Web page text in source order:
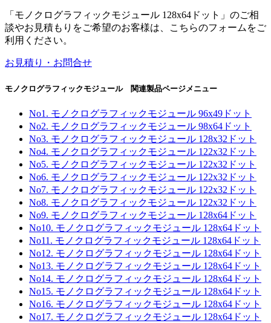
「モノクログラフィックモジュール 128x64ドット」のご相
談やお見積もりをご希望のお客様は、こちらのフォームをご
利用ください。
お見積り・お問合せ
モノクログラフィックモジュール 関連製品ページメニュー
No1. モノクログラフィックモジュール 96x49ドット
No2. モノクログラフィックモジュール 98x64ドット
No3. モノクログラフィックモジュール 128x32ドット
No4. モノクログラフィックモジュール 122x32ドット
No5. モノクログラフィックモジュール 122x32ドット
No6. モノクログラフィックモジュール 122x32ドット
No7. モノクログラフィックモジュール 122x32ドット
No8. モノクログラフィックモジュール 122x32ドット
No9. モノクログラフィックモジュール 128x64ドット
No10. モノクログラフィックモジュール 128x64ドット
No11. モノクログラフィックモジュール 128x64ドット
No12. モノクログラフィックモジュール 128x64ドット
No13. モノクログラフィックモジュール 128x64ドット
No14. モノクログラフィックモジュール 128x64ドット
No15. モノクログラフィックモジュール 128x64ドット
No16. モノクログラフィックモジュール 128x64ドット
No17. モノクログラフィックモジュール 128x64ドット